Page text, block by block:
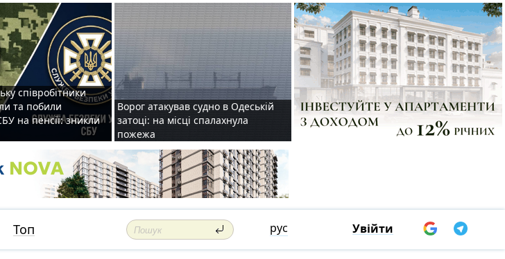
співробітники
та побили
на пенсії: зникли
Ворог атакував судно в Одеській
затоці: на місці спалахнула
пожежа
Топ рус Увійти